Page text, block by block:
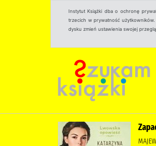
Instytut Książki dba o ochronę
trzecich w prywatność
dysku zmień ustawienia swojej